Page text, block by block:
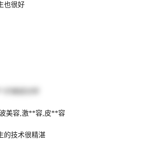
也很好
美容,激**容,皮**容
的技术很精湛